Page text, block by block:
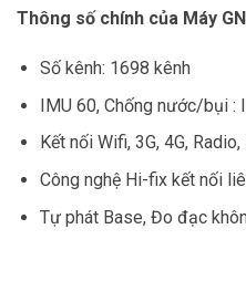
Thông số chính của Máy
Số kênh: 1698 kênh
IMU 60, Chống nước/bụi :
Kết nối Wifi, 3G, 4G, Radio,
Công nghệ Hi-fix kết nối
Tự phát Base, Đo đạc